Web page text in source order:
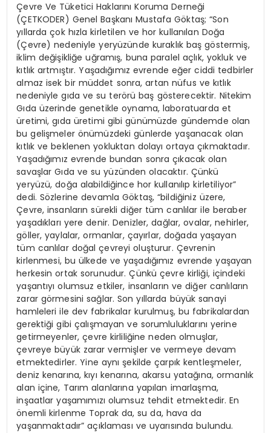
Çevre Ve Tüketici Haklarını Koruma Derneği
(ÇETKODER) Genel Başkanı Mustafa Göktaş; “Son
yıllarda çok hızla kirletilen ve hor kullanılan Doğa
(Çevre) nedeniyle yeryüzünde kuraklık baş göstermiş,
iklim değişikliğe uğramış, buna paralel açlık, yokluk ve
kıtlık artmıştır. Yaşadığımız evrende eğer ciddi tedbirler
almaz isek bir müddet sonra, artan nüfus ve kıtlık
nedeniyle gıda ve su terörü baş gösterecektir. Nitekim
Gıda üzerinde genetikle oynama, laboratuarda et
üretimi, gıda üretimi gibi günümüzde gündemde olan
bu gelişmeler önümüzdeki günlerde yaşanacak olan
kıtlık ve beklenen yokluktan dolayı ortaya çıkmaktadır.
Yaşadığımız evrende bundan sonra çıkacak olan
savaşlar Gıda ve su yüzünden olacaktır. Çünkü
yeryüzü, doğa alabildiğince hor kullanılıp kirletiliyor”
dedi. Sözlerine devamla Göktaş, “bildiğiniz üzere,
Çevre, insanların sürekli diğer tüm canlılar ile beraber
yaşadıkları yere denir. Denizler, dağlar, ovalar, nehirler,
göller, yaylalar, ormanlar, çayırlar, doğada yaşayan
tüm canlılar doğal çevreyi oluşturur. Çevrenin
kirlenmesi, bu ülkede ve yaşadığımız evrende yaşayan
herkesin ortak sorunudur. Çünkü çevre kirliği, içindeki
yaşantıyı olumsuz etkiler, insanların ve diğer canlıların
zarar görmesini sağlar. Son yıllarda büyük sanayi
hamleleri ile dev fabrikalar kurulmuş, bu fabrikalardan
gerektiği gibi çalışmayan ve sorumluluklarını yerine
getirmeyenler, çevre kirliliğine neden olmuşlar,
çevreye büyük zarar vermişler ve vermeye devam
etmektedirler. Yine aynı şekilde çarpık kentleşmeler,
deniz kenarına, kıyı kenarına, akarsu yatağına, ormanlık
alan içine, Tarım alanlarına yapılan imarlaşma,
inşaatlar yaşamımızı olumsuz tehdit etmektedir. En
önemli kirlenme Toprak da, su da, hava da
yaşanmaktadır” açıklaması ve uyarısında bulundu.